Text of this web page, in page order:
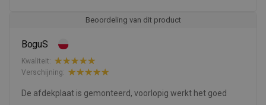
Beoordeling van dit product
BoguS
Kwaliteit:
Verschijning:
De afdekplaat is gemonteerd, voorlopig werkt het goed